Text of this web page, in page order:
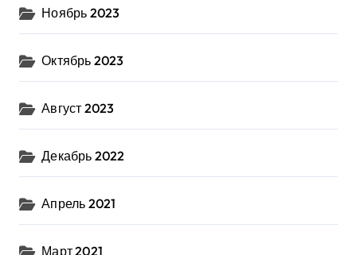
Ноябрь 2023
Октябрь 2023
Август 2023
Декабрь 2022
Апрель 2021
Март 2021